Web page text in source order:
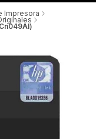
Impresora